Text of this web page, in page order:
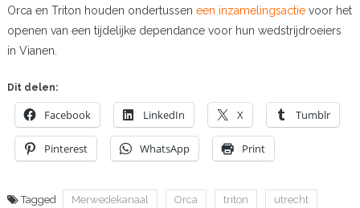
Orca en Triton houden ondertussen een inzamelingsactievoor het
openen van een tijdelijke dependance voor hun wedstrijdroeiers
in Vianen.
Dit delen:
Facebook LinkedIn X Tumblr
Pinterest WhatsApp Print
Tagged Merwedekanaal Orca triton
utrecht